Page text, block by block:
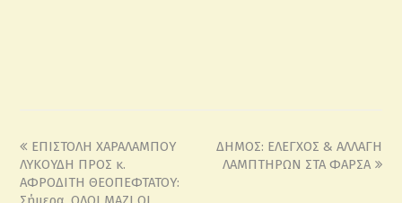
ΕΠΙΣΤΟΛΗ ΧΑΡΑΛΑΜΠΟΥ
ΛΥΚΟΥΔΗ ΠΡΟΣ κ.
ΑΦΡΟΔΙΤΗ ΘΕΟΠΕΦΤΑΤΟΥ:
ΔΗΜΟΣ: ΕΛΕΓΧΟΣ & ΑΛΛΑΓΗ
ΛΑΜΠΤΗΡΩΝ ΣΤΑ ΦΑΡΣΑ